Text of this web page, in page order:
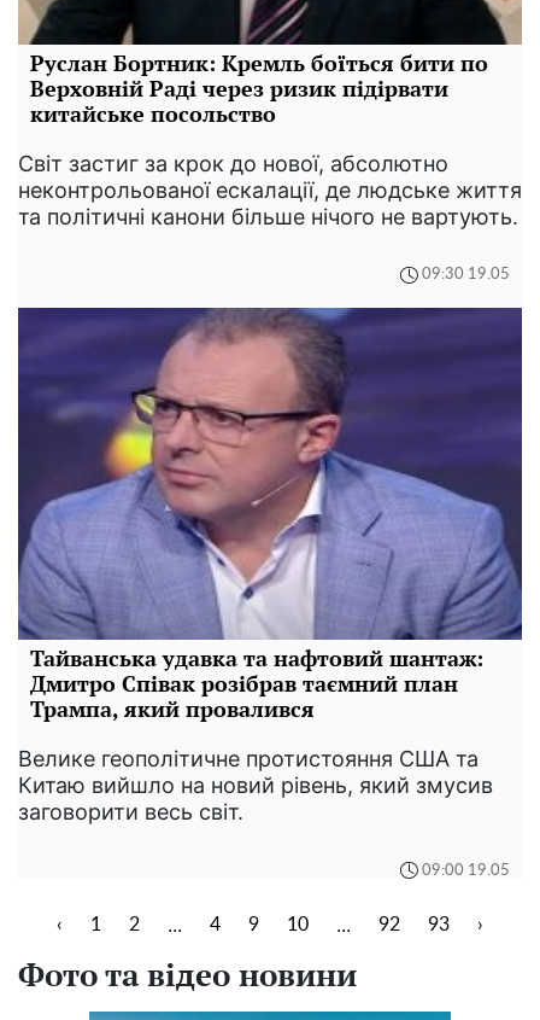
Руслан Бортник: Кремль боїться бити по
Верховній Раді через ризик підірвати
китайське посольство
Світ застиг за крок до нової, абсолютно
неконтрольованої ескалації, де людське життя
та політичні канони більше нічого не вартують.
09:30 19.05
Тайванська удавка та нафтовий шантаж:
Дмитро Співак розібрав таємний план
Трампа, який провалився
Велике геополітичне протистояння США та
Китаю вийшло на новий рівень, який змусив
заговорити весь світ.
09:00 19.05
‹ 1 2 ... 4 9 10 ... 92 93 ›
Фото та відео новини